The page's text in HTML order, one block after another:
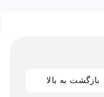
بازگشت به بالا